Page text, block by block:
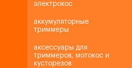
электрокос
аккумуляторные
триммеры
аксессуары для
триммеров, мотокос и
кусторезов